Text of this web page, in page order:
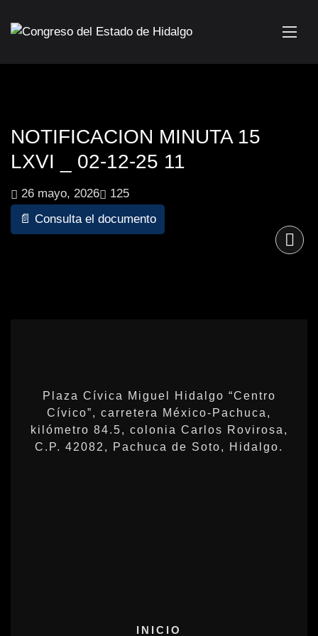
NOTIFICACION MINUTA 15
LXVI _ 02-12-25 11
26 mayo, 2026
125
📄 Consulta el documento
Plaza Cívica Miguel Hidalgo “Centro
Cívico”, carretera México-Pachuca,
kilómetro 84.5, colonia Carlos Rovirosa,
C.P. 42082, Pachuca de Soto, Hidalgo.
INICIO